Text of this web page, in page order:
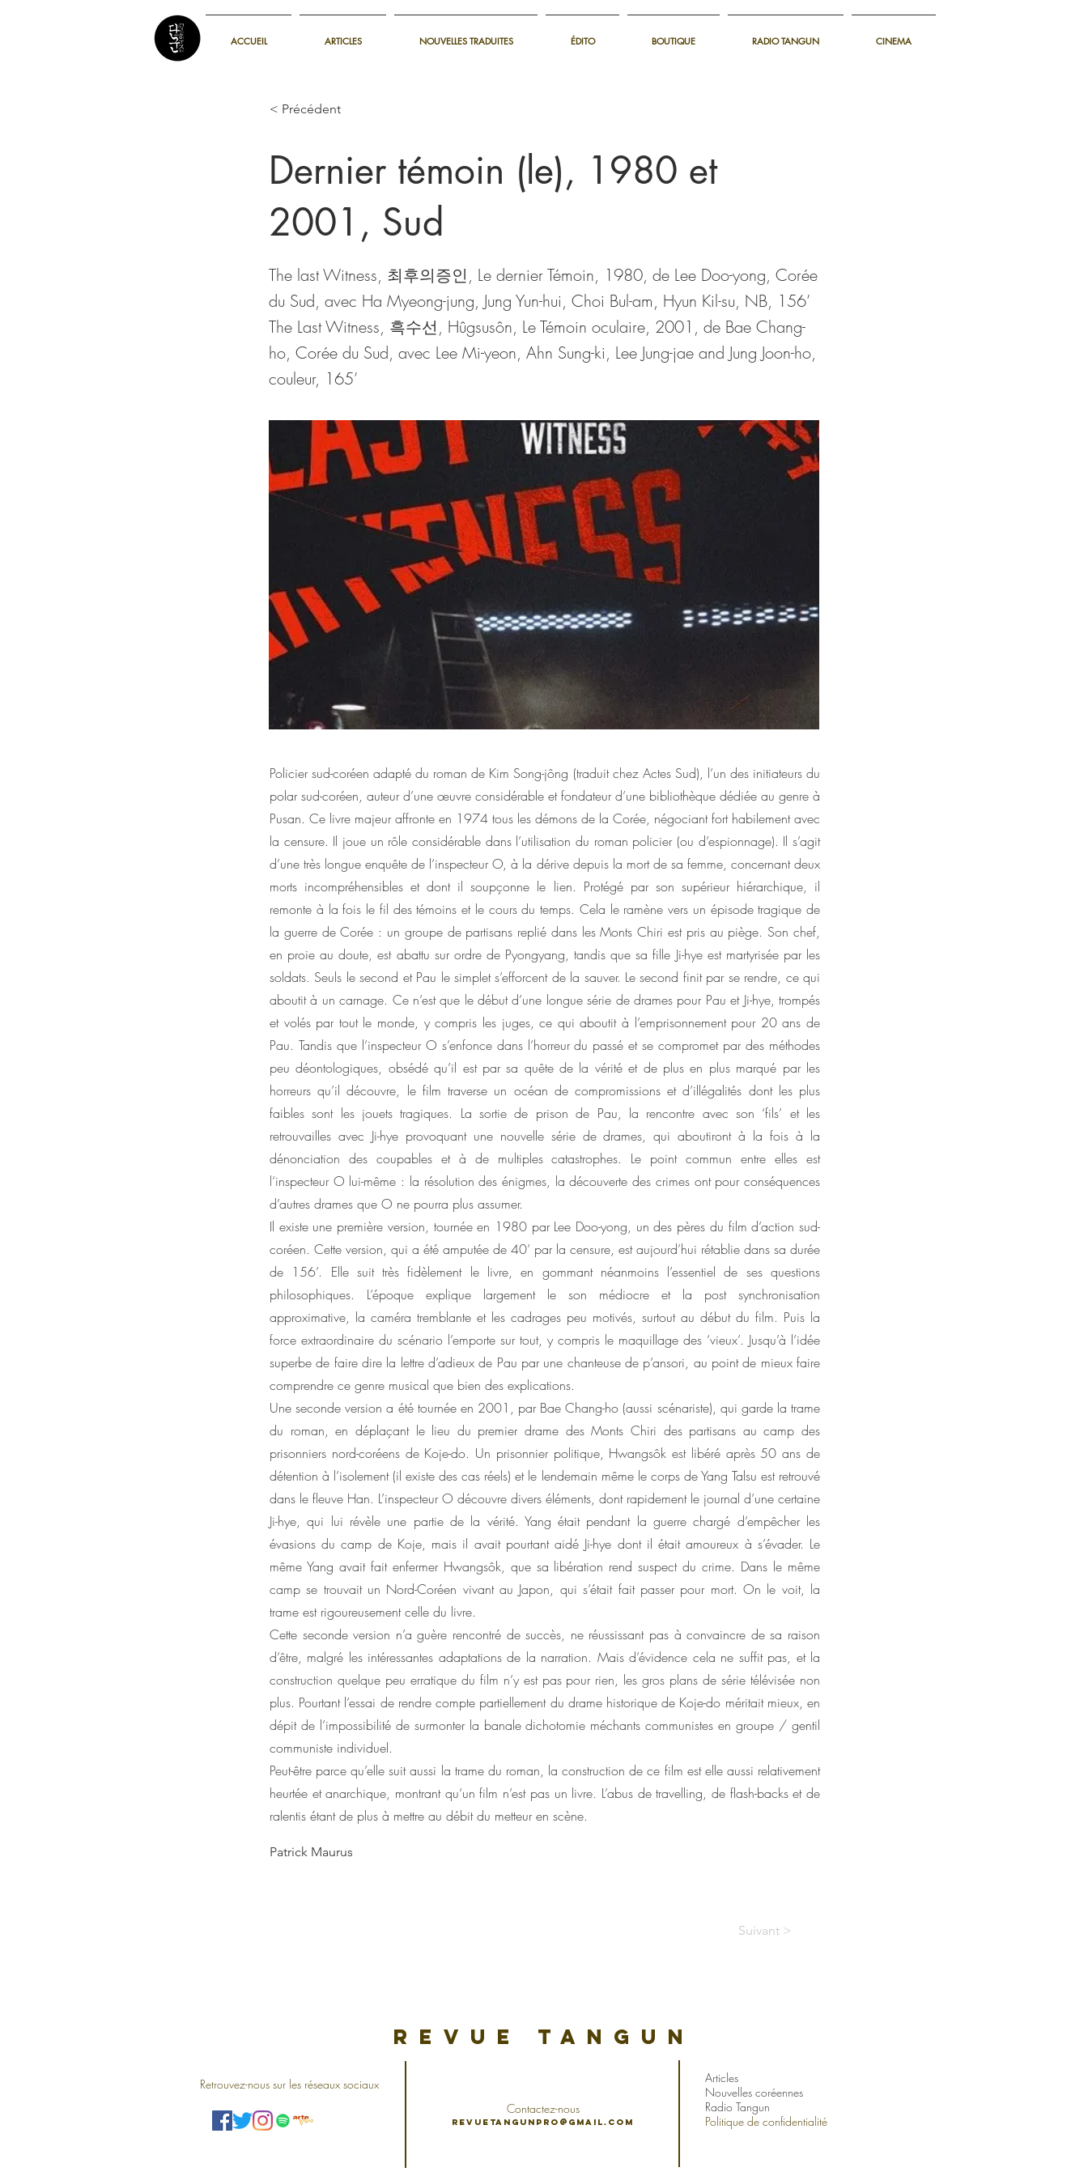
ACCUEIL ARTICLES NOUVELLES TRADUITES ÉDITO BOUTIQUE RADIO TANGUN CINEMA
< Précédent
Dernier témoin (le), 1980 et
2001, Sud
The last Witness, 최후의증인, Le dernier Témoin, 1980, de Lee Doo-yong, Corée
du Sud, avec Ha Myeong-jung, Jung Yun-hui, Choi Bul-am, Hyun Kil-su, NB, 156’
The Last Witness, 흑수선, Hûgsusôn, Le Témoin oculaire, 2001, de Bae Chang-
ho, Corée du Sud, avec Lee Mi-yeon, Ahn Sung-ki, Lee Jung-jae and Jung Joon-ho,
couleur, 165’
Policier sud-coréen adapté du roman de Kim Song-jông (traduit chez Actes Sud), l’un des initiateurs du
polar sud-coréen, auteur d’une œuvre considérable et fondateur d’une bibliothèque dédiée au genre à
Pusan. Ce livre majeur affronte en 1974 tous les démons de la Corée, négociant fort habilement avec
la censure. Il joue un rôle considérable dans l’utilisation du roman policier (ou d’espionnage). Il s’agit
d’une très longue enquête de l’inspecteur O, à la dérive depuis la mort de sa femme, concernant deux
morts incompréhensibles et dont il soupçonne le lien. Protégé par son supérieur hiérarchique, il
remonte à la fois le fil des témoins et le cours du temps. Cela le ramène vers un épisode tragique de
la guerre de Corée : un groupe de partisans replié dans les Monts Chiri est pris au piège. Son chef,
en proie au doute, est abattu sur ordre de Pyongyang, tandis que sa fille Ji-hye est martyrisée par les
soldats. Seuls le second et Pau le simplet s’efforcent de la sauver. Le second finit par se rendre, ce qui
aboutit à un carnage. Ce n’est que le début d’une longue série de drames pour Pau et Ji-hye, trompés
et volés par tout le monde, y compris les juges, ce qui aboutit à l’emprisonnement pour 20 ans de
Pau. Tandis que l’inspecteur O s’enfonce dans l’horreur du passé et se compromet par des méthodes
peu déontologiques, obsédé qu’il est par sa quête de la vérité et de plus en plus marqué par les
horreurs qu’il découvre, le film traverse un océan de compromissions et d’illégalités dont les plus
faibles sont les jouets tragiques. La sortie de prison de Pau, la rencontre avec son ‘fils’ et les
retrouvailles avec Ji-hye provoquant une nouvelle série de drames, qui aboutiront à la fois à la
dénonciation des coupables et à de multiples catastrophes. Le point commun entre elles est
l’inspecteur O lui-même : la résolution des énigmes, la découverte des crimes ont pour conséquences
d’autres drames que O ne pourra plus assumer.
Il existe une première version, tournée en 1980 par Lee Doo-yong, un des pères du film d’action sud-
coréen. Cette version, qui a été amputée de 40’ par la censure, est aujourd’hui rétablie dans sa durée
de 156’. Elle suit très fidèlement le livre, en gommant néanmoins l’essentiel de ses questions
philosophiques. L’époque explique largement le son médiocre et la post synchronisation
approximative, la caméra tremblante et les cadrages peu motivés, surtout au début du film. Puis la
force extraordinaire du scénario l’emporte sur tout, y compris le maquillage des ‘vieux’. Jusqu’à l’idée
superbe de faire dire la lettre d’adieux de Pau par une chanteuse de p’ansori, au point de mieux faire
comprendre ce genre musical que bien des explications.
Une seconde version a été tournée en 2001, par Bae Chang-ho (aussi scénariste), qui garde la trame
du roman, en déplaçant le lieu du premier drame des Monts Chiri des partisans au camp des
prisonniers nord-coréens de Koje-do. Un prisonnier politique, Hwangsôk est libéré après 50 ans de
détention à l’isolement (il existe des cas réels) et le lendemain même le corps de Yang Talsu est retrouvé
dans le fleuve Han. L’inspecteur O découvre divers éléments, dont rapidement le journal d’une certaine
Ji-hye, qui lui révèle une partie de la vérité. Yang était pendant la guerre chargé d’empêcher les
évasions du camp de Koje, mais il avait pourtant aidé Ji-hye dont il était amoureux à s’évader. Le
même Yang avait fait enfermer Hwangsôk, que sa libération rend suspect du crime. Dans le même
camp se trouvait un Nord-Coréen vivant au Japon, qui s’était fait passer pour mort. On le voit, la
trame est rigoureusement celle du livre.
Cette seconde version n’a guère rencontré de succès, ne réussissant pas à convaincre de sa raison
d’être, malgré les intéressantes adaptations de la narration. Mais d’évidence cela ne suffit pas, et la
construction quelque peu erratique du film n’y est pas pour rien, les gros plans de série télévisée non
plus. Pourtant l’essai de rendre compte partiellement du drame historique de Koje-do méritait mieux, en
dépit de l’impossibilité de surmonter la banale dichotomie méchants communistes en groupe / gentil
communiste individuel.
Peut-être parce qu’elle suit aussi la trame du roman, la construction de ce film est elle aussi relativement
heurtée et anarchique, montrant qu’un film n’est pas un livre. L’abus de travelling, de flash-backs et de
ralentis étant de plus à mettre au débit du metteur en scène.
Patrick Maurus
Suivant >
revue tangun
Articles
Nouvelles coréennes
Radio Tangun
Politique de confidentialité
Retrouvez-nous sur les réseaux sociaux
Contactez-nous
revuetangunpro@gmail.com